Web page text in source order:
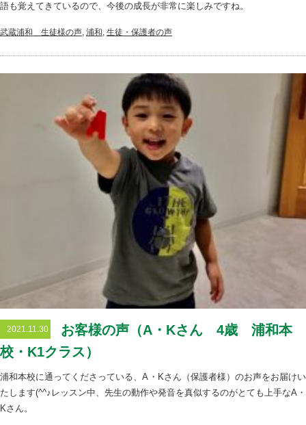
語も覚えてきているので、今後の成長が非常に楽しみですね。
武蔵浦和＿生徒様の声, 浦和, 生徒・保護者の声
2021.11.30
お客様の声（A・Kさん 4歳 浦和本
校・K1クラス）
浦和本校に通ってくださっている、A・Kさん（保護者様）のお声をお届けい
たします(^^♪レッスン中、先生の動作や発音を真似するのがとても上手なA・
Kさん。